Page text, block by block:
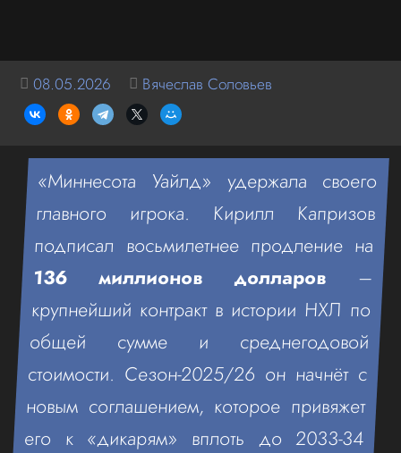
08.05.2026 Вячеслав Соловьев
«Миннесота Уайлд» удержала своего
главного игрока. Кирилл Капризов
подписал восьмилетнее продление на
136 миллионов долларов –
крупнейший контракт в истории НХЛ по
общей сумме и среднегодовой
стоимости. Сезон-2025/26 он начнёт с
новым соглашением, которое привяжет
его к «дикарям» вплоть до 2033-34